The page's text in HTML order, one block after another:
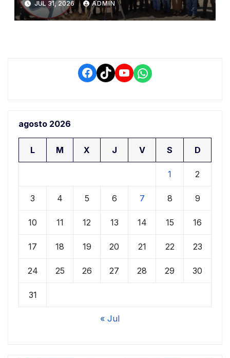
demora que pone en riesgo a
conductores
JUL 31, 2026 ADMIN
Facebook
TikTokYouTube
WhatsApp
agosto 2026
L M X J V S D
1 2
3 4 5 6 7 8 9
10 11 12 13 14 15 16
17 18 19 20 21 22 23
24 25 26 27 28 29 30
31
« Jul